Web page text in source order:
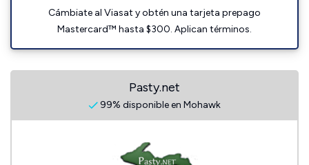
Cámbiate al Viasat y obtén una tarjeta prepago
Mastercard™ hasta $300. Aplican términos.
Pasty.net
99% disponible en Mohawk